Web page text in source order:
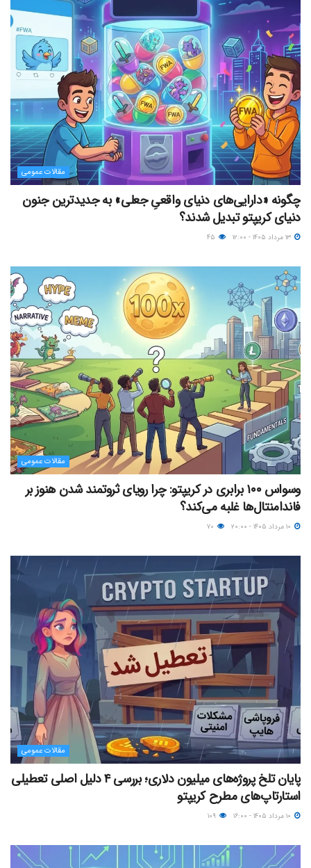
مقالات عمومی
چگونه «دارایی‌های دنیای واقعیِ جعلی» به جدیدترین جنون
دنیای کریپتو تبدیل شدند؟
مقالات عمومی
وسواس ۱۰۰ برابری در کریپتو: چرا رویای ثروتمند شدن هنوز بر
فاندامنتال‌ها غلبه می‌کند؟
مقالات عمومی
پایان تلخ پروژه‌های میلیون دلاری؛ بررسی ۴ دلیل اصلی تعطیلی
استارتاپ‌های مطرح کریپتو